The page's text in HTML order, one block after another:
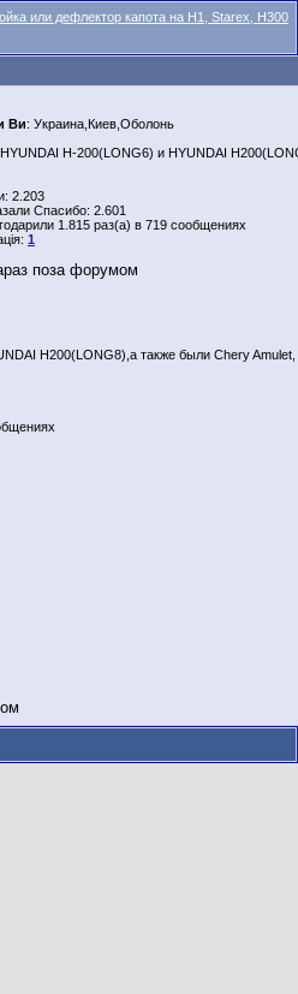
или дефлектор капота на H1, Starex, H300
Ви: Украина,Киев,Оболонь
H-200(LONG6) и HYUNDAI
2.203
Спасибо: 2.601
1.815 раз(а) в 719 сообщениях
1
H200(LONG8),а также были Chery